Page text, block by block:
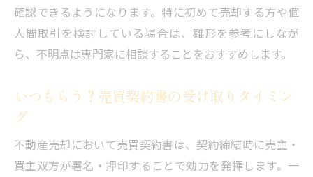
確認できるようになります。特に初めて売却する方や個
人間取引を検討している場合は、雛形を参考にしなが
ら、不明点は専門家に相談することをおすすめします。
いつもらう？売買契約書の受け取りタイミン
グ
不動産売却において売買契約書は、契約締結時に売主・
買主双方が署名・押印することで効力を発揮します。一